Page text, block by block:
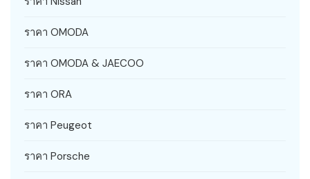
ราคา OMODA
ราคา OMODA & JAECOO
ราคา ORA
ราคา Peugeot
ราคา Porsche